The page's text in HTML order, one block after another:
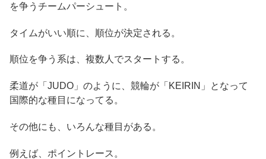
を争うチームパーシュート。
タイムがいい順に、順位が決定される。
順位を争う系は、複数人でスタートする。
柔道が「JUDO」のように、競輪が「KEIRIN」となって
国際的な種目になってる。
その他にも、いろんな種目がある。
例えば、ポイントレース。